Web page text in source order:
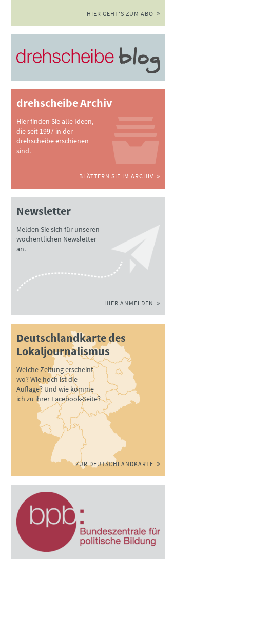
HIER GEHT'S ZUM ABO
drehscheibe Archiv
Hier finden Sie alle Ideen,
die seit 1997 in der
drehscheibe erschienen
sind.
BLÄTTERN SIE IM ARCHIV
Newsletter
Melden Sie sich für unseren
wöchentlichen Newsletter
an.
HIER ANMELDEN
Deutschlandkarte des
Lokaljournalismus
Welche Zeitung erscheint
wo? Wie hoch ist die
Auflage? Und wie komme
ich zu ihrer Facebook-Seite?
ZUR DEUTSCHLANDKARTE